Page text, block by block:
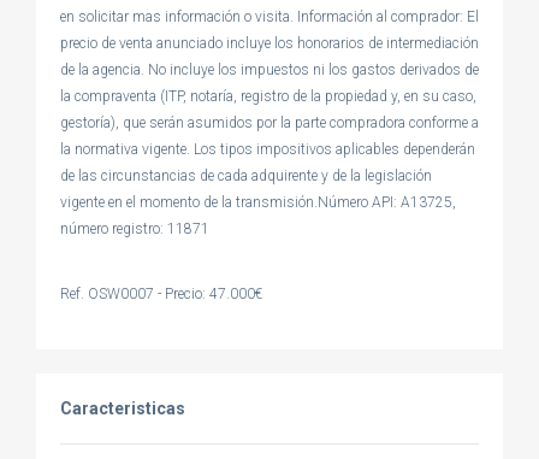
en solicitar mas información o visita. Información al comprador: El
precio de venta anunciado incluye los honorarios de intermediación
de la agencia. No incluye los impuestos ni los gastos derivados de
la compraventa (ITP, notaría, registro de la propiedad y, en su caso,
gestoría), que serán asumidos por la parte compradora conforme a
la normativa vigente. Los tipos impositivos aplicables dependerán
de las circunstancias de cada adquirente y de la legislación
vigente en el momento de la transmisión.Número API: A13725,
número registro: 11871
Ref. OSW0007 - Precio: 47.000€
Caracteristicas